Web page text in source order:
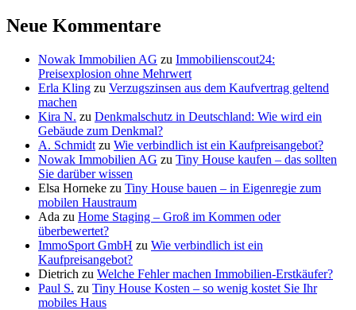
Neue Kommentare
Nowak Immobilien AG zu Immobilienscout24:
Preisexplosion ohne Mehrwert
Erla Kling zu Verzugszinsen aus dem Kaufvertrag geltend
machen
Kira N. zu Denkmalschutz in Deutschland: Wie wird ein
Gebäude zum Denkmal?
A. Schmidt zu Wie verbindlich ist ein Kaufpreisangebot?
Nowak Immobilien AG zu Tiny House kaufen – das sollten
Sie darüber wissen
Elsa Horneke zu Tiny House bauen – in Eigenregie zum
mobilen Haustraum
Ada zu Home Staging – Groß im Kommen oder
überbewertet?
ImmoSport GmbH zu Wie verbindlich ist ein
Kaufpreisangebot?
Dietrich zu Welche Fehler machen Immobilien-Erstkäufer?
Paul S. zu Tiny House Kosten – so wenig kostet Sie Ihr
mobiles Haus